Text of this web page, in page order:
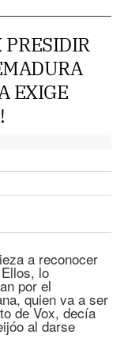
PRESIDIR
EXIGE
a reconocer
lo
por el
quien va a ser
de Vox, decía
al darse